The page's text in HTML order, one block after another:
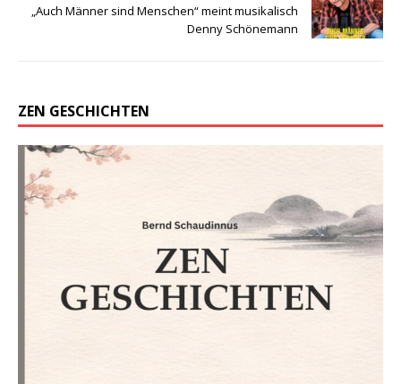
„Auch Männer sind Menschen“ meint musikalisch
Denny Schönemann
ZEN GESCHICHTEN